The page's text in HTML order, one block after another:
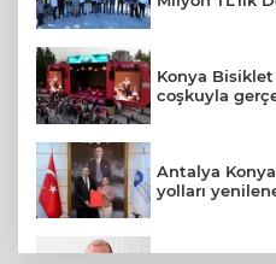
Konya Bisiklet
coşkuyla
Antalya
yolları